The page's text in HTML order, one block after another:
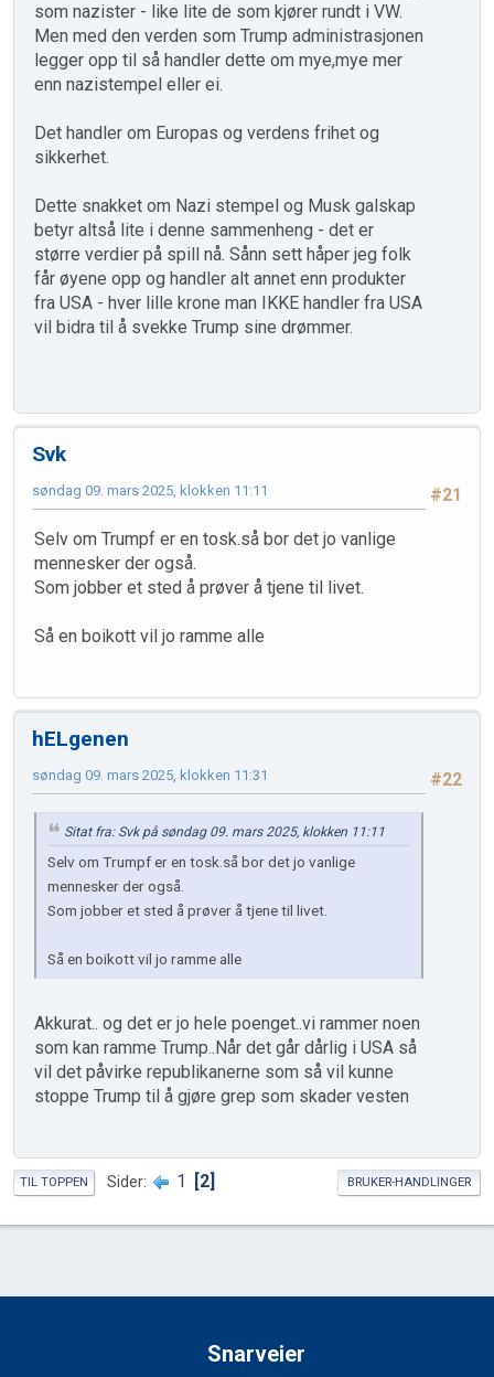
som nazister - like lite de som kjører rundt i VW.
Men med den verden som Trump administrasjonen
legger opp til så handler dette om mye,mye mer
enn nazistempel eller ei.
Det handler om Europas og verdens frihet og
sikkerhet.
Dette snakket om Nazi stempel og Musk galskap
betyr altså lite i denne sammenheng - det er
større verdier på spill nå. Sånn sett håper jeg folk
får øyene opp og handler alt annet enn produkter
fra USA - hver lille krone man IKKE handler fra USA
vil bidra til å svekke Trump sine drømmer.
Svk
#21
søndag 09. mars 2025, klokken 11:11
Selv om Trumpf er en tosk.så bor det jo vanlige
mennesker der også.
Som jobber et sted å prøver å tjene til livet.
Så en boikott vil jo ramme alle
hELgenen
#22
søndag 09. mars 2025, klokken 11:31
Sitat fra: Svk på søndag 09. mars 2025, klokken 11:11
Selv om Trumpf er en tosk.så bor det jo vanlige
mennesker der også.
Som jobber et sted å prøver å tjene til livet.
Så en boikott vil jo ramme alle
Akkurat.. og det er jo hele poenget..vi rammer noen
som kan ramme Trump..Når det går dårlig i USA så
vil det påvirke republikanerne som så vil kunne
stoppe Trump til å gjøre grep som skader vesten
TIL TOPPEN Sider 1 2 BRUKER-HANDLINGER
Snarveier